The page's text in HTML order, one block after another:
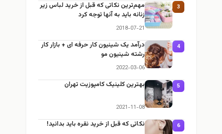
مهم‌ترین نکاتی که قبل از خرید لباس زیر
زنانه باید به آنها توجه کرد
2018-07-21
درآمد یک شینیون کار حرفه ای + بازار کار
رشته شینیون مو
2022-03-06
بهترین کلینیک کامپوزیت تهران
2021-11-08
نکاتی که قبل از خرید نقره باید بدانید!